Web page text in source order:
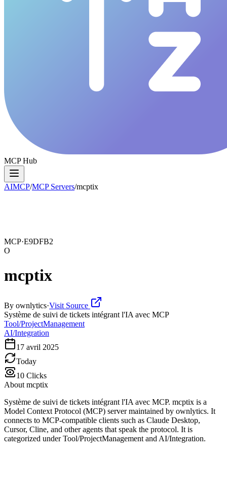
MCP Hub
AIMCP/MCP Servers/mcptix
MCP·E9DFB2
O
mcptix
By ownlytics·Visit Source
Système de suivi de tickets intégrant l'IA avec MCP
Tool/ProjectManagement
AI/Integration
17 avril 2025
Today
10 Clicks
About mcptix
Système de suivi de tickets intégrant l'IA avec MCP. mcptix is a
Model Context Protocol (MCP) server maintained by ownlytics. It
connects to MCP-compatible clients such as Claude Desktop,
Cursor, Cline, and other agents that speak the protocol. It is
categorized under Tool/ProjectManagement and AI/Integration.